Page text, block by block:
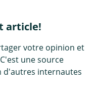
article!
votre opinion et
une source
d'autres internautes